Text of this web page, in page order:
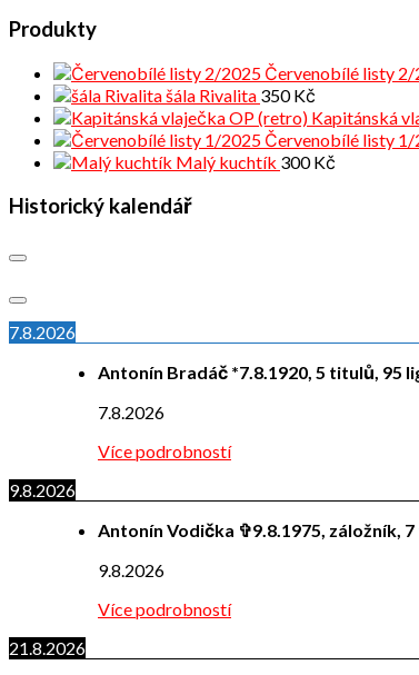
Produkty
Červenobílé listy
šála Rivalita 350Kč
Kapitánská
Červenobílé listy
Malý kuchtík 300Kč
Historický kalendář
7.8.2026
Antonín Bradáč *7.8.1920, 5 titulů, 95
7.8.2026
Více podrobností
9.8.2026
Antonín Vodička ✞9.8.1975, záložník,
9.8.2026
Více podrobností
21.8.2026